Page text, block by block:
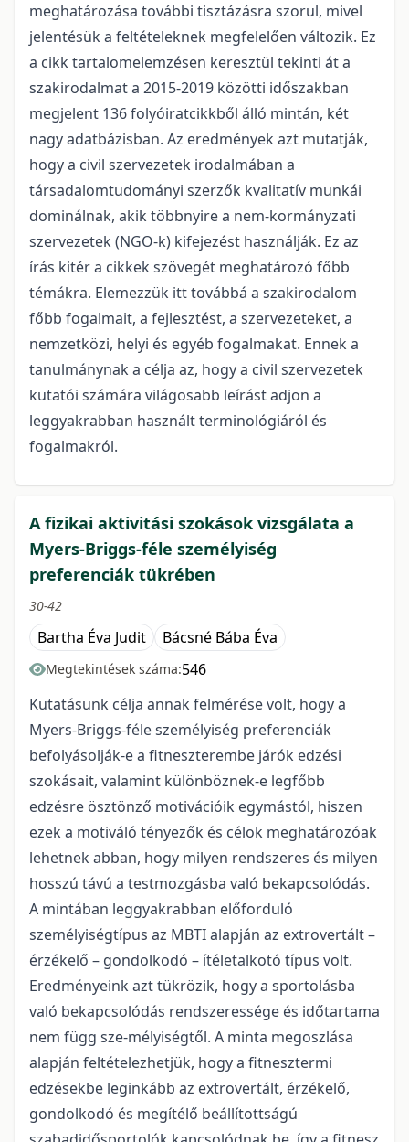
meghatározása további tisztázásra szorul, mivel
jelentésük a feltételeknek megfelelően változik. Ez
a cikk tartalomelemzésen keresztül tekinti át a
szakirodalmat a 2015-2019 közötti időszakban
megjelent 136 folyóiratcikkből álló mintán, két
nagy adatbázisban. Az eredmények azt mutatják,
hogy a civil szervezetek irodalmában a
társadalomtudományi szerzők kvalitatív munkái
dominálnak, akik többnyire a nem-kormányzati
szervezetek (NGO-k) kifejezést használják. Ez az
írás kitér a cikkek szövegét meghatározó főbb
témákra. Elemezzük itt továbbá a szakirodalom
főbb fogalmait, a fejlesztést, a szervezeteket, a
nemzetközi, helyi és egyéb fogalmakat. Ennek a
tanulmánynak a célja az, hogy a civil szervezetek
kutatói számára világosabb leírást adjon a
leggyakrabban használt terminológiáról és
fogalmakról.
A fizikai aktivitási szokások vizsgálata a
Myers-Briggs-féle személyiség
preferenciák tükrében
30-42
Bartha Éva Judit Bácsné Bába Éva
Megtekintések száma:546
Kutatásunk célja annak felmérése volt, hogy a
Myers-Briggs-féle személyiség preferenciák
befolyásolják-e a fitneszterembe járók edzési
szokásait, valamint különböznek-e legfőbb
edzésre ösztönző motivációik egymástól, hiszen
ezek a motiváló tényezők és célok meghatározóak
lehetnek abban, hogy milyen rendszeres és milyen
hosszú távú a testmozgásba való bekapcsolódás.
A mintában leggyakrabban előforduló
személyiségtípus az MBTI alapján az extrovertált –
érzékelő – gondolkodó – ítéletalkotó típus volt.
Eredményeink azt tükrözik, hogy a sportolásba
való bekapcsolódás rendszeressége és időtartama
nem függ sze-mélyiségtől. A minta megoszlása
alapján feltételezhetjük, hogy a fitnesztermi
edzésekbe leginkább az extrovertált, érzékelő,
gondolkodó és megítélő beállítottságú